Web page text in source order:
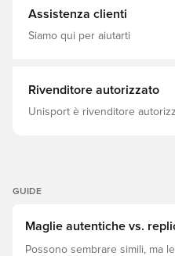
Assistenza clienti
Siamo qui per aiutarti
Rivenditore autorizzato
Unisport è rivenditore
GUIDE
Maglie autentiche vs.
Possono sembrare simili, ma